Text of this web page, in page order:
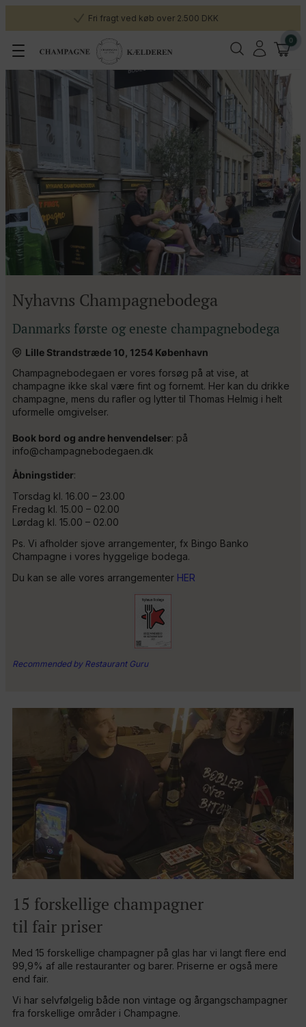
Fri fragt ved køb over 2.500 DKK
0
Nyhavns Champagnebodega
Danmarks første og eneste champagnebodega
Lille Strandstræde 10, 1254 København
Champagnebodegaen er vores forsøg på at vise, at
champagne ikke skal være fint og fornemt. Her kan du drikke
champagne, mens du rafler og lytter til Thomas Helmig i helt
uformelle omgivelser.
Book bord og andre henvendelser: på
info@champagnebodegaen.dk
Åbningstider:
Torsdag kl. 16.00 – 23.00
Fredag kl. 15.00 – 02.00
Lørdag kl. 15.00 – 02.00
Ps. Vi afholder sjove arrangementer, fx Bingo Banko
Champagne i vores hyggelige bodega.
Du kan se alle vores arrangementer HER
Recommended by Restaurant Guru
15 forskellige champagner
til fair priser
Med 15 forskellige champagner på glas har vi langt flere end
99,9% af alle restauranter og barer. Priserne er også mere
end fair.
Vi har selvfølgelig både non vintage og årgangschampagner
fra forskellige områder i Champagne.